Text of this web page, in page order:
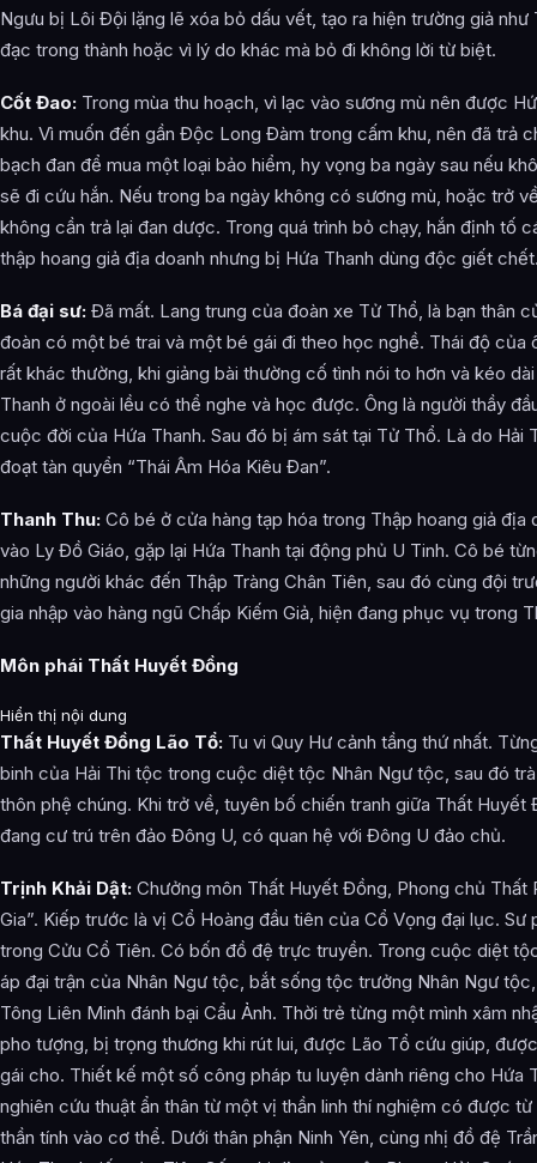
Ngưu bị Lôi Đội lặng lẽ xóa bỏ dấu vết, tạo ra hiện trường giả như
đạc trong thành hoặc vì lý do khác mà bỏ đi không lời từ biệt.
Cốt Đao: Trong mùa thu hoạch, vì lạc vào sương mù nên được
khu. Vì muốn đến gần Độc Long Đàm trong cấm khu, nên đã trả
bạch đan để mua một loại bảo hiểm, hy vọng ba ngày sau nếu
sẽ đi cứu hắn. Nếu trong ba ngày không có sương mù, hoặc trở
không cần trả lại đan dược. Trong quá trình bỏ chạy, hắn định tố
thập hoang giả địa doanh nhưng bị Hứa Thanh dùng độc giết
Bá đại sư: Đã mất. Lang trung của đoàn xe Tử Thổ, là bạn thân
đoàn có một bé trai và một bé gái đi theo học nghề. Thái độ của
rất khác thường, khi giảng bài thường cố tình nói to hơn và kéo
Thanh ở ngoài lều có thể nghe và học được. Ông là người thầy
cuộc đời của Hứa Thanh. Sau đó bị ám sát tại Tử Thổ. Là do Hải
đoạt tàn quyển “Thái Âm Hóa Kiêu Đan”.
Thanh Thu: Cô bé ở cửa hàng tạp hóa trong Thập hoang giả địa
vào Ly Đồ Giáo, gặp lại Hứa Thanh tại động phủ U Tinh. Cô bé
những người khác đến Thập Tràng Chân Tiên, sau đó cùng đội
gia nhập vào hàng ngũ Chấp Kiếm Giả, hiện đang phục vụ trong
Môn phái Thất Huyết Đồng
Hiển thị nội dung
Thất Huyết Đồng Lão Tổ: Tu vi Quy Hư cảnh tầng thứ nhất.
binh của Hải Thi tộc trong cuộc diệt tộc Nhân Ngư tộc, sau đó
thôn phệ chúng. Khi trở về, tuyên bố chiến tranh giữa Thất Huyết
đang cư trú trên đảo Đông U, có quan hệ với Đông U đảo chủ.
Trịnh Khải Dật: Chưởng môn Thất Huyết Đồng, Phong chủ Thất
Gia”. Kiếp trước là vị Cổ Hoàng đầu tiên của Cổ Vọng đại lục.
trong Cửu Cổ Tiên. Có bốn đồ đệ trực truyền. Trong cuộc diệt
áp đại trận của Nhân Ngư tộc, bắt sống tộc trưởng Nhân Ngư
Tông Liên Minh đánh bại Cẩu Ảnh. Thời trẻ từng một mình xâm
pho tượng, bị trọng thương khi rút lui, được Lão Tổ cứu giúp,
gái cho. Thiết kế một số công pháp tu luyện dành riêng cho Hứa
nghiên cứu thuật ẩn thân từ một vị thần linh thí nghiệm có được từ
thần tính vào cơ thể. Dưới thân phận Ninh Yên, cùng nhị đồ đệ